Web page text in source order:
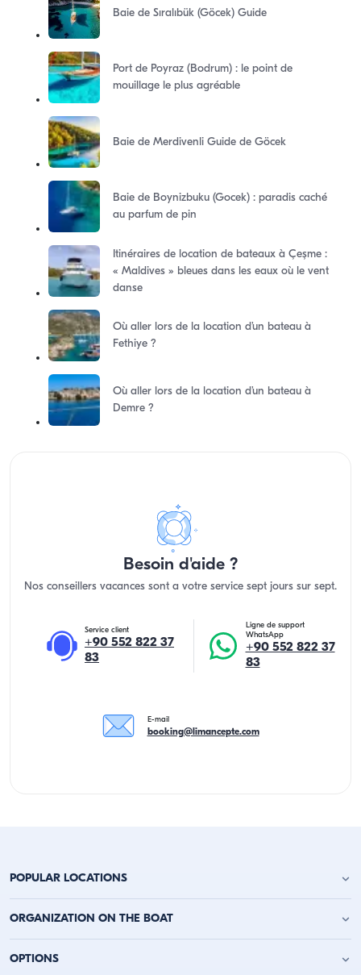
Baie de Sıralıbük (Göcek) Guide
Port de Poyraz (Bodrum) : le point de
mouillage le plus agréable
Baie de Merdivenli Guide de Göcek
Baie de Boynizbuku (Gocek) : paradis caché
au parfum de pin
Itinéraires de location de bateaux à Çeşme :
« Maldives » bleues dans les eaux où le vent
danse
Où aller lors de la location d’un bateau à
Fethiye ?
Où aller lors de la location d’un bateau à
Demre ?
Besoin d'aide ?
Nos conseillers vacances sont a votre service sept jours sur sept.
Service client
+90 552 822 37
83
Ligne de support
WhatsApp
+90 552 822 37
83
E-mail
booking@limancepte.com
POPULAR LOCATIONS
Location de yacht à Antalya
Location de yacht à Kaş
ORGANIZATION ON THE BOAT
Fête d'anniversaire sur le yacht
OPTIONS